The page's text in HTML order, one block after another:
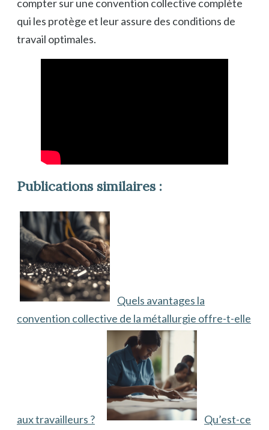
compter sur une convention collective complète
qui les protège et leur assure des conditions de
travail optimales.
Publications similaires :
Quels avantages la
convention collective de la métallurgie offre-t-elle
aux travailleurs ?
Qu’est-ce